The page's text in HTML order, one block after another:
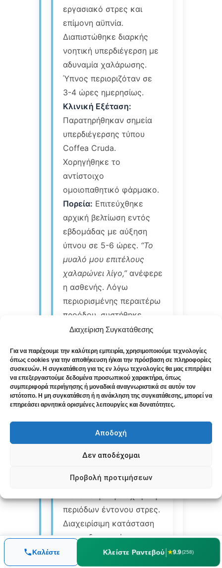
Διαχείριση Συγκατάθεσης
Για να παρέχουμε την καλύτερη εμπειρία, χρησιμοποιούμε τεχνολογίες
όπως cookies για την αποθήκευση ή/και την πρόσβαση σε πληροφορίες
συσκευών. Η συγκατάθεση για τις εν λόγω τεχνολογίες θα μας επιτρέψει
να επεξεργαστούμε δεδομένα προσωπικού χαρακτήρα, όπως
συμπεριφορά περιήγησης ή μοναδικά αναγνωριστικά σε αυτόν τον
ιστότοπο. Η μη συγκατάθεση ή η ανάκληση της συγκατάθεσης, μπορεί να
επηρεάσει αρνητικά ορισμένες λειτουργίες και δυνατότητες.
Αποδοχή
Δεν αποδέχομαι
Προβολή προτιμήσεων
εργασιακό στρες και
επίμονη αϋπνία.
Διαπιστώθηκε διαρκής
νοητική υπερδιέγερση με
αδυναμία χαλάρωσης.
Ύπνος περιοριζόταν σε
3-4 ώρες ημερησίως.
Κλινική Εξέταση:
Παρατηρήθηκαν σημεία
υπερδιέγερσης τύπου
Coffea Cruda.
Χορηγήθηκε το
αντίστοιχο
ομοιοπαθητικό φάρμακο.
Πορεία: Επιτεύχθηκε
αρχική βελτίωση εντός
εβδομάδας με αύξηση
ύπνου σε 5-6 ώρες. “Το
μυαλό μου επιτέλους
χαλαρώνει λίγο,”ανέφερε
η ασθενής. Λόγω
περιορισμένης περαιτέρω
προόδου, συστήθηκε
συνδυαστική προσέγγιση
συμπεριφορική θεραπεία
για αϋπνία (CBT-I) και
συμπληρωματική
υποστήριξη με Passiflora
από 9 μήνες επιτεύχθηκε
σταθεροποίηση σε 6-7
περισσότερες νύχτες, με
περιόδων έντονου στρες.
Διαχειρίσιμη κατάσταση
με συνδυαστική
θεραπευτική προσέγγιση.
Αποτέλεσμα:Η εκτίμησή
Καλέστε Κλείστε Ραντεβού| ★9.9(258)